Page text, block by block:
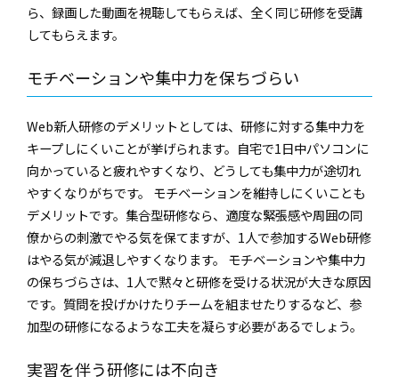
ら、録画した動画を視聴してもらえば、全く同じ研修を受講
してもらえます。
モチベーションや集中力を保ちづらい
Web新人研修のデメリットとしては、研修に対する集中力を
キープしにくいことが挙げられます。自宅で1日中パソコンに
向かっていると疲れやすくなり、どうしても集中力が途切れ
やすくなりがちです。 モチベーションを維持しにくいことも
デメリットです。集合型研修なら、適度な緊張感や周囲の同
僚からの刺激でやる気を保てますが、1人で参加するWeb研修
はやる気が減退しやすくなります。 モチベーションや集中力
の保ちづらさは、1人で黙々と研修を受ける状況が大きな原因
です。質問を投げかけたりチームを組ませたりするなど、参
加型の研修になるような工夫を凝らす必要があるでしょう。
実習を伴う研修には不向き